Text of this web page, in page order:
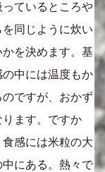
ているところや
同じように炊い
を決めます。基
中には温度もか
ですが、おかず
ます。ですか
感には米粒の大
にある。熱々で